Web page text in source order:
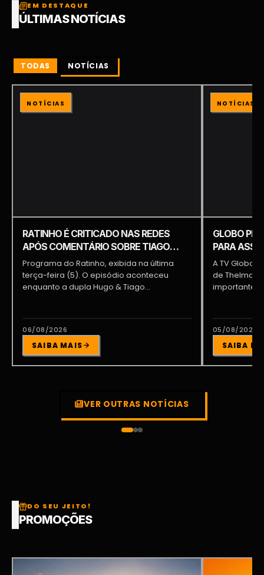
EM DESTAQUE
ÚLTIMAS NOTÍCIAS
TODAS NOTÍCIAS
NOTÍCIAS
RATINHO É CRITICADO NAS REDES
APÓS COMENTÁRIO SOBRE TIAGO
PIQUILO DURANTE PROGRAMA
Programa do Ratinho, exibida na última
terça-feira (5). O episódio aconteceu
enquanto a dupla Hugo & Tiago
06/08/2026
SAIBA MAIS
NOTÍCIAS
GLOBO
PARA
BRAGA E
A TV Globo
de Thelma
importante
05/08/2026
SAIBA
VER OUTRAS NOTÍCIAS
DO SEU JEITO!
PROMOÇÕES